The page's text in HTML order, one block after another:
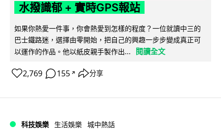
水撥識郁 + 實時GPS報站
如果你熱愛一件事，你會熱愛到怎樣的程度？一位就讀中三的
巴士鐵路迷，選擇由零開始，把自己的興趣一步步變成真正可
以運作的作品。他以紙皮親手製作出...
閱讀全文
2,769 155 ↗ 分享
科技娛樂 生活娛樂 城中熱話